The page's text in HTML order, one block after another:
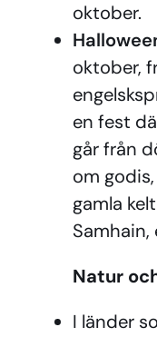
oktober.
oktober,
en fest
går från
om
gamla
Samhain,
Natur
I länder